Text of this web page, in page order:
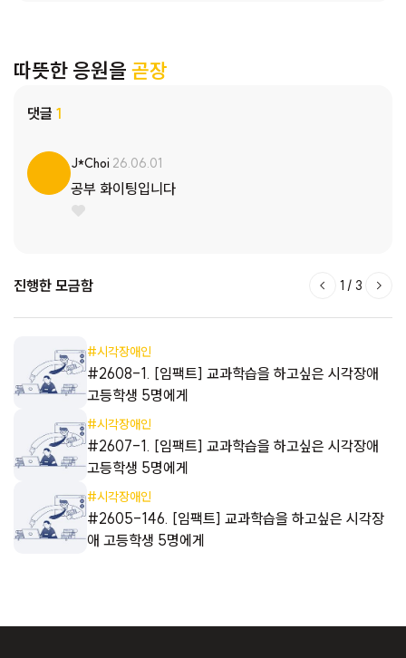
따뜻한 응원을 곧장
댓글 1
J*Choi 26.06.01
공부 화이팅입니다
진행한 모금함 1 / 3
#시각장애인
#2608-1. [임팩트] 교과학습을 하고싶은 시각장애
고등학생 5명에게
#시각장애인
#2607-1. [임팩트] 교과학습을 하고싶은 시각장애
고등학생 5명에게
#시각장애인
#2605-146. [임팩트] 교과학습을 하고싶은 시각장
애 고등학생 5명에게